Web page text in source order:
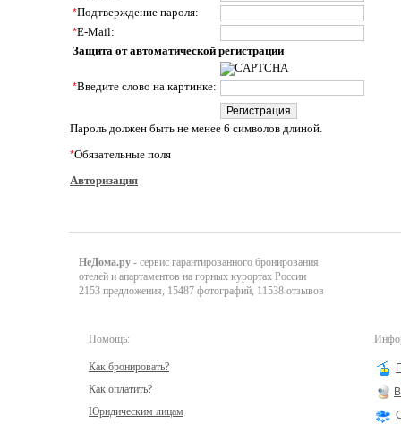
*Подтверждение пароля:
*E-Mail:
Защита от автоматической регистрации
*Введите слово на картинке:
Пароль должен быть не менее 6 символов длиной.
*Обязательные поля
Авторизация
НеДома.ру - сервис гарантированного бронирования
отелей и апартаментов на горных курортах России
2153 предложения, 15487 фотографий, 11538 отзывов
Помощь:
Как бронировать?
Как оплатить?
Юридическим лицам